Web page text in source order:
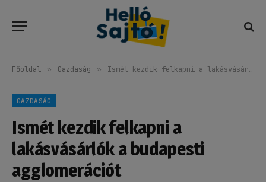
Főoldal » Gazdaság » Ismét kezdik felkapni a lakásvásárlók a budapesti agglomerációt
GAZDASÁG
Ismét kezdik felkapni a
lakásvásárlók a budapesti
agglomerációt